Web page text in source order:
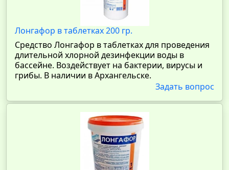
Лонгафор в таблетках 200 гр.
Средство Лонгафор в таблетках для проведения
длительной хлорной дезинфекции воды в
бассейне. Воздействует на бактерии, вирусы и
грибы. В наличии в Архангельске.
Задать вопрос